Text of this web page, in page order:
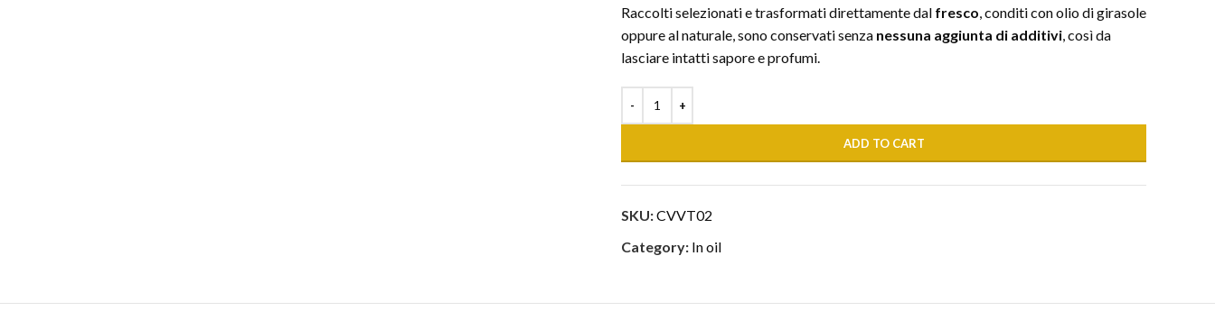
Raccolti selezionati e trasformati direttamente dal fresco , conditi con olio di girasole
oppure al naturale, sono conservati senza nessuna aggiunta di additivi , così da
lasciare intatti sapore e profumi.
ADD TO CART
SKU:CVVT02
Category: In oil